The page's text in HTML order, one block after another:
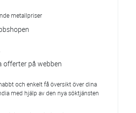
metallpriser
offerter på webben
och enkelt få översikt över dina
med hjälp av den nya söktjänsten